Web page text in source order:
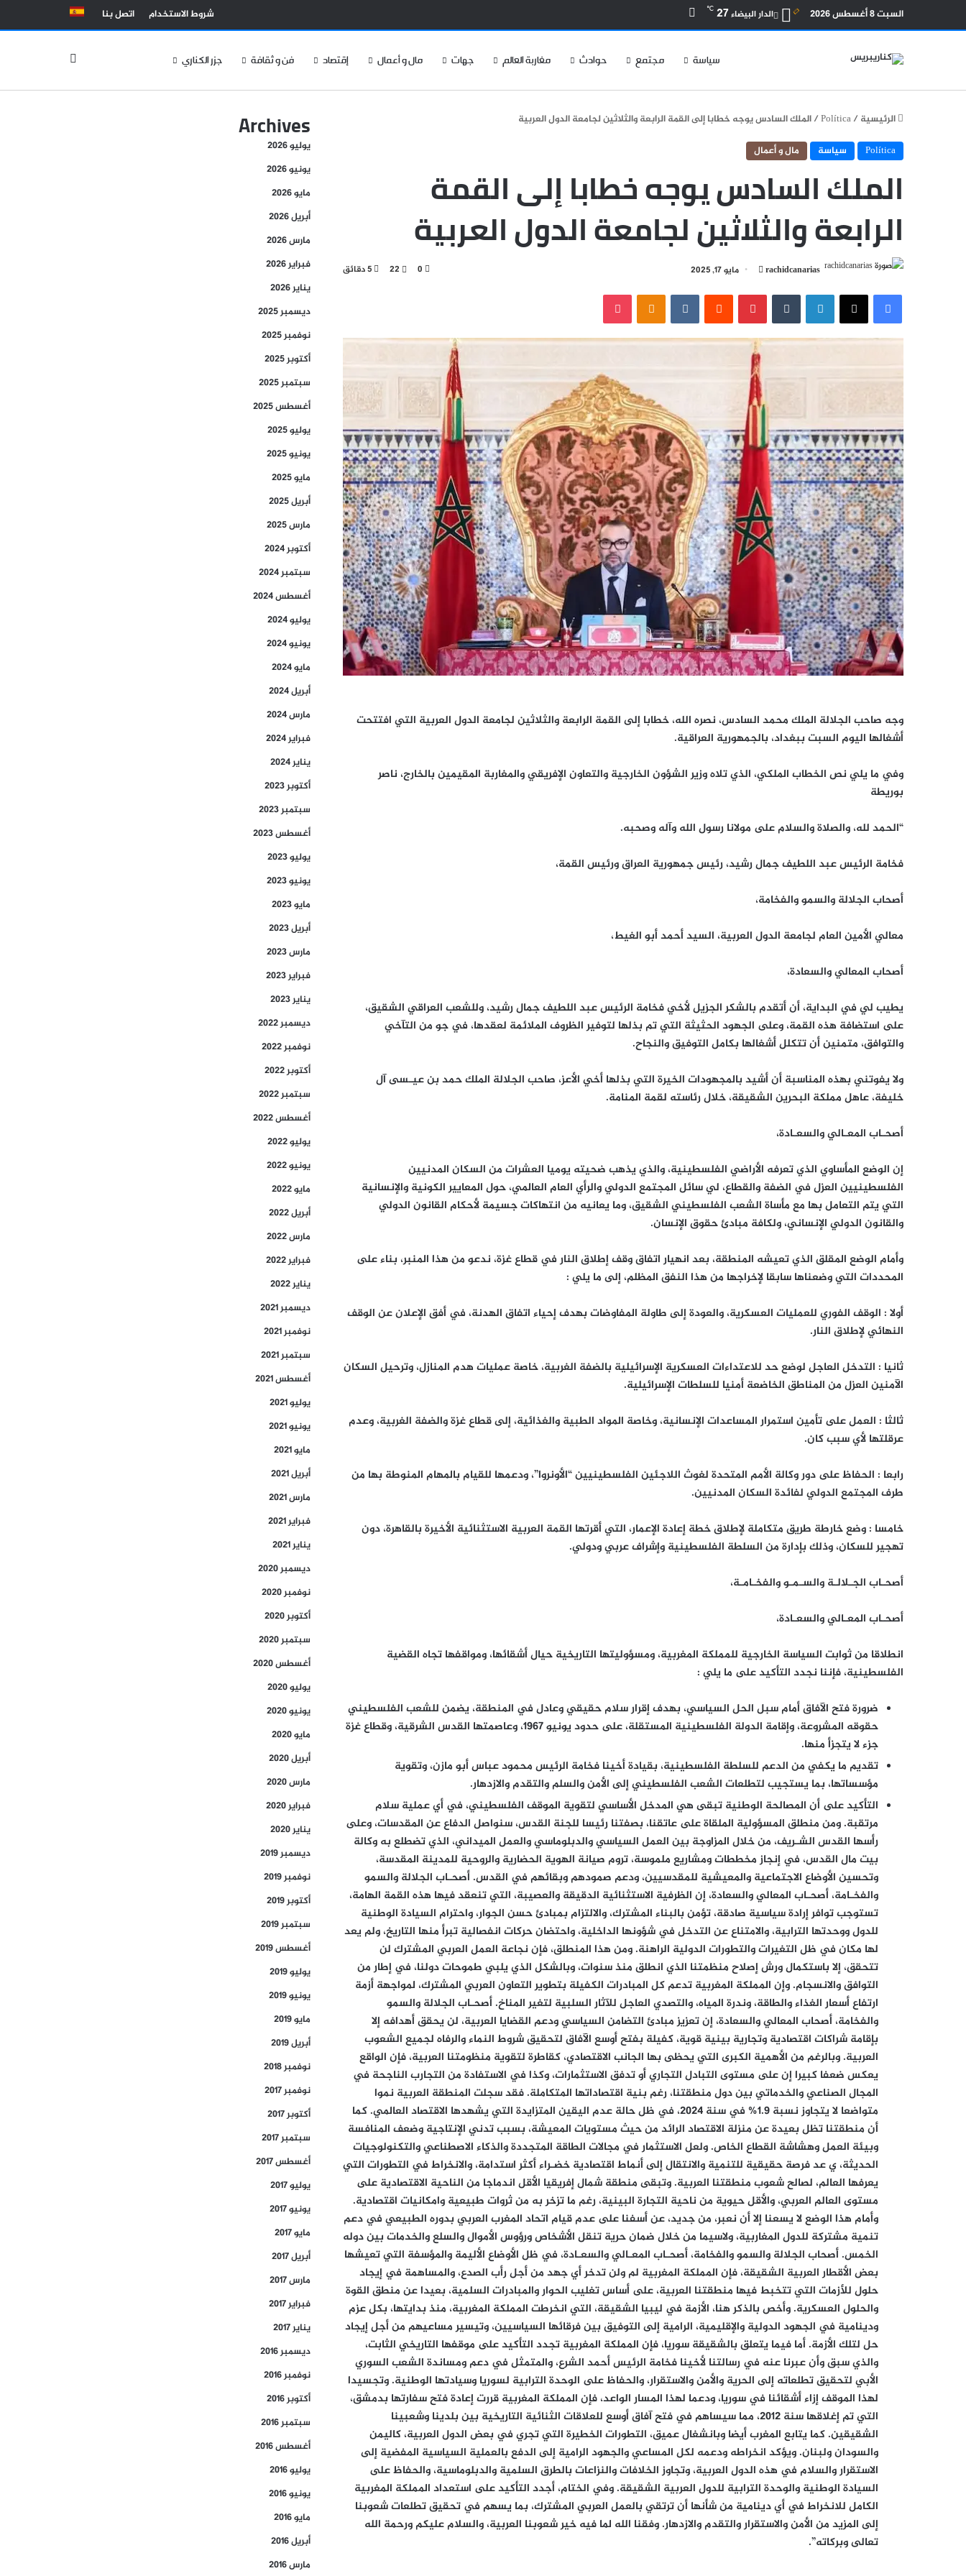
السبت 8 أغسطس 2026 الدار البيضاء27
℃ شروط الاستخدام اتصل بنا
سياسة مجتمع حوادث مغاربة العالم جهات مال و أعمال إقتصاد فن و ثقافة جزر الكناري
الرئيسية/
Política
/الملك السادس يوجه خطابا إلى القمة الرابعة والثلاثين لجامعة الدول العربية
Política
سياسة مال و أعمال
الملك السادس يوجه خطابا إلى القمة
الرابعة والثلاثين لجامعة الدول العربية
rachidcanarias
أرسل
إلكترونيا
مايو 17, 2025 0
22
فيسبوك‫X لينكدإن بينتيريست Odnoklassniki
‫Pocket
وجه صاحب الجلالة الملك محمد السادس، نصره الله، خطابا إلى القمة الرابعة والثلاثين لجامعة الدول العربية التي افتتحت
أشغالها اليوم السبت ببغداد، بالجمهورية العراقية.
وفي ما يلي نص الخطاب الملكي، الذي تلاه وزير الشؤون الخارجية والتعاون الإفريقي والمغاربة المقيمين بالخارج، ناصر
بوريطة
“الحمد لله، والصلاة والسلام على مولانا رسول الله وآله وصحبه.
فخامة الرئيس عبد اللطيف جمال رشيد، رئيس جمهورية العراق ورئيس القمة،
أصحاب الجلالة والسمو والفخامة،
معالي الأمين العام لجامعة الدول العربية، السيد أحمد أبو الغيط،
أصحاب المعالي والسعادة،
يطيب لي في البداية، أن أتقدم بالشكر الجزيل لأخي فخامة الرئيس عبد اللطيف جمال رشيد، وللشعب العراقي الشقيق،
على استضافة هذه القمة، وعلى الجهود الحثيثة التي تم بذلها لتوفير الظروف الملائمة لعقدها، في جو من التآخي
والتوافق، متمنين أن تتكلل أشغالها بكامل التوفيق والنجاح.
ولا يفوتني بهذه المناسبة أن أشيد بالمجهودات الخيرة التي بذلها أخي الأعز، صاحب الجلالة الملك حمد بن عيـسى آل
خليفة، عاهل مملكة البحرين الشقيقة، خلال رئاسته لقمة المنامة.
أصحـاب المعـالي والسعـادة،
إن الوضع المأساوي الذي تعرفه الأراضي الفلسطينية، والذي يذهب ضحيته يوميا العشرات من السكان المدنيين
الفلسطينيين العزل في الضفة والقطاع، لي سائل المجتمع الدولي والرأي العام العالمي، حول المعايير الكونية والإنسانية
التي يتم التعامل بها مع مأساة الشعب الفلسطيني الشقيق، وما يعانيه من انتهاكات جسيمة لأحكام القانون الدولي
والقانون الدولي الإنساني، ولكافة مبادئ حقوق الإنسان.
وأمام الوضع المقلق الذي تعيشه المنطقة، بعد انهيار اتفاق وقف إطلاق النار في قطاع غزة، ندعو من هذا المنبر، بناء على
المحددات التي وضعناها سابقا لإخراجها من هذا النفق المظلم، إلى ما يلي :
أولا : الوقف الفوري للعمليات العسكرية، والعودة إلى طاولة المفاوضات بهدف إحياء اتفاق الهدنة، في أفق الإعلان عن الوقف
النهائي لإطلاق النار.
ثانيا : التدخل العاجل لوضع حد للاعتداءات العسكرية الإسرائيلية بالضفة الغربية، خاصة عمليات هدم المنازل، وترحيل السكان
الآمنين العزل من المناطق الخاضعة أمنيا للسلطات الإسرائيلية.
ثالثا : العمل على تأمين استمرار المساعدات الإنسانية، وخاصة المواد الطبية والغذائية، إلى قطاع غزة والضفة الغربية، وعدم
عرقلتها لأي سبب كان.
رابعا : الحفاظ على دور وكالة الأمم المتحدة لغوث اللاجئين الفلسطينيين “الأونروا”، ودعمها للقيام بالمهام المنوطة بها من
طرف المجتمع الدولي لفائدة السكان المدنيين.
خامسا : وضع خارطة طريق متكاملة لإطلاق خطة إعادة الإعمار، التي أقرتها القمة العربية الاستثنائية الأخيرة بالقاهرة، دون
تهجير للسكان، وذلك بإدارة من السلطة الفلسطينية وإشراف عربي ودولي.
أصحـاب الجـلالـة والسـمـو والفخـامـة،
أصحـاب المعـالي والسعـادة،
انطلاقا من ثوابت السياسة الخارجية للمملكة المغربية، ومسؤوليتها التاريخية حيال أشقائها، ومواقفها تجاه القضية
الفلسطينية، فإننا نجدد التأكيد على ما يلي :
ضرورة فتح الآفاق أمام سبل الحل السياسي، بهدف إقرار سلام حقيقي وعادل في المنطقة، يضمن للشعب الفلسطيني
حقوقه المشروعة، وإقامة الدولة الفلسطينية المستقلة، على حدود يونيو 1967، وعاصمتها القدس الشرقية، وقطاع غزة
جزء لا يتجزأ منها.
تقديم ما يكفي من الدعم للسلطة الفلسطينية، بقيادة أخينا فخامة الرئيس محمود عباس أبو مازن، وتقوية
مؤسساتها، بما يستجيب لتطلعات الشعب الفلسطيني إلى الأمن والسلم والتقدم والازدهار.
التأكيد على أن المصالحة الوطنية تبقى هي المدخل الأساسي لتقوية الموقف الفلسطيني، في أي عملية سلام
مرتقبة. ومن منطلق المسؤولية الملقاة على عاتقنا، بصفتنا رئيسا للجنة القدس، سنواصل الدفاع عن المقدسات، وعلى
رأسها القدس الشـريف، من خلال المزاوجة بين العمل السياسي والدبلوماسي والعمل الميداني، الذي تضطلع به وكالة
بيت مال القدس، في إنجاز مخططات ومشاريع ملموسة، تروم صيانة الهوية الحضارية والروحية للمدينة المقدسة،
وتحسين الأوضاع الاجتماعية والمعيشية للمقدسيين، ودعم صمودهم وبقائهم في القدس. أصحـاب الجلالة والسمو
والفخـامة، أصحـاب المعالي والسعادة، إن الظرفية الاستثنائية الدقيقة والعصيبة، التي تنعقد فيها هذه القمة الهامة،
تستوجب توافر إرادة سياسية صادقة، تؤمن بالبناء المشترك، والالتزام بمبادئ حسن الجوار، واحترام السيادة الوطنية
للدول ووحدتها الترابية، والامتناع عن التدخل في شؤونها الداخلية، واحتضان حركات انفصالية تبرأ منها التاريخ، ولم يعد
لها مكان في ظل التغيرات والتطورات الدولية الراهنة. ومن هذا المنطلق، فإن نجاعة العمل العربي المشترك لن
تتحقق، إلا باستكمال ورش إصلاح منظمتنا الذي انطلق منذ سنوات، وبالشكل الذي يلبي طموحات دولنا، في إطار من
التوافق والانسجام. وإن المملكة المغربية تدعم كل المبادرات الكفيلة بتطوير التعاون العربي المشترك، لمواجهة أزمة
ارتفاع أسعار الغذاء والطاقة، وندرة المياه، والتصدي العاجل للآثار السلبية لتغير المناخ. أصحـاب الجلالة والسمو
والفخامة، أصحاب المعالي والسعادة، إن تعزيز مبادئ التضامن السياسي ودعم القضايا العربية، لن يحقق أهدافه إلا
بإقامة شراكات اقتصادية وتجارية بينية قوية، كفيلة بفتح أوسع الآفاق لتحقيق شروط النماء والرفاه لجميع الشعوب
العربية. وبالرغم من الأهمية الكبرى التي يحظى بها الجانب الاقتصادي، كقاطرة لتقوية منظومتنا العربية، فإن الواقع
يعكس ضعفا كبيرا إن على مستوى التبادل التجاري أو تدفق الاستثمارات، وكذا في الاستفادة من التجارب الناجحة في
المجال الصناعي والخدماتي بين دول منطقتنا، رغم بنية اقتصاداتها المتكاملة. فقد سجلت المنطقة العربية نموا
متواضعا لا يتجاوز نسبة 1.9% في سنة 2024، في ظل حالة عدم اليقين المتزايدة التي يشهدها الاقتصاد العالمي. كما
أن منطقتنا تظل بعيدة عن منزلة الاقتصاد الرائد من حيث مستويات المعيشة، بسبب تدني الإنتاجية وضعف المنافسة
وبيئة العمل وهشاشة القطاع الخاص. ولعل الاستثمار في مجالات الطاقة المتجددة والذكاء الاصطناعي والتكنولوجيات
الحديثة، ي عد فرصة حقيقية للتنمية والانتقال إلى أنماط اقتصادية خضـراء أكثر استدامة، والانخراط في التطورات التي
يعرفها العالم، لصالح شعوب منطقتنا العربية. وتبقى منطقة شمال إفريقيا الأقل اندماجا من الناحية الاقتصادية على
مستوى العالم العربي، والأقل حيوية من ناحية التجارة البينية، رغم ما تزخر به من ثروات طبيعية وامكانيات اقتصادية.
وأمام هذا الوضع لا يسعنا إلا أن نعبر، من جديد، عن أسفنا على عدم قيام اتحاد المغرب العربي بدوره الطبيعي في دعم
تنمية مشتركة للدول المغاربية، ولاسيما من خلال ضمان حرية تنقل الأشخاص ورؤوس الأموال والسلع والخدمات بين دوله
الخمس. أصحاب الجلالة والسمو والفخامة، أصحـاب المعـالي والسعـادة، في ظل الأوضاع الأليمة والمؤسفة التي تعيشها
بعض الأقطار العربية الشقيقة، فإن المملكة المغربية لم ولن تدخر أي جهد من أجل رأب الصدع، والمساهمة في إيجاد
حلول للأزمات التي تتخبط فيها منطقتنا العربية، على أساس تغليب الحوار والمبادرات السلمية، بعيدا عن منطق القوة
والحلول العسكرية. وأخص بالذكر هنا، الأزمة في ليبيا الشقيقة، التي انخرطت المملكة المغربية، منذ بدايتها، بكل عزم
ودينامية في الجهود الدولية والإقليمية، الرامية إلى التوفيق بين فرقائها السياسيين، وتيسير مساعيهم من أجل إيجاد
حل لتلك الأزمة. أما فيما يتعلق بالشقيقة سوريا، فإن المملكة المغربية تجدد التأكيد على موقفها التاريخي الثابت،
والذي سبق وأن عبرنا عنه في رسالتنا لأخينا فخامة الرئيس أحمد الشرع، والمتمثل في دعم ومساندة الشعب السوري
الأبي لتحقيق تطلعاته إلى الحرية والأمن والاستقرار، والحفاظ على الوحدة الترابية لسوريا وسيادتها الوطنية. وتجسيدا
لهذا الموقف إزاء أشقائنا في سوريا، ودعما لهذا المسار الواعد، فإن المملكة المغربية قررت إعادة فتح سفارتها بدمشق،
التي تم إغلاقها سنة 2012، مما سيساهم في فتح آفاق أوسع للعلاقات الثنائية التاريخية بين بلدينا وشعبينا
الشقيقين. كما يتابع المغرب أيضا وبانشغال عميق، التطورات الخطيرة التي تجري في بعض الدول العربية، كاليمن
والسودان ولبنان. ويؤكد انخراطه ودعمه لكل المساعي والجهود الرامية إلى الدفع بالعملية السياسية المفضية إلى
الاستقرار والسلام في هذه الدول العربية، وتجاوز الخلافات والنزاعات بالطرق السلمية والدبلوماسية، والحفاظ على
السيادة الوطنية والوحدة الترابية للدول العربية الشقيقة. وفي الختام، أجدد التأكيد على استعداد المملكة المغربية
الكامل للانخراط في أي دينامية من شأنها أن ترتقي بالعمل العربي المشترك، بما يسهم في تحقيق تطلعات شعوبنا
إلى المزيد من الأمن والاستقرار والتقدم والازدهار. وفقنا الله لما فيه خير شعوبنا العربية، والسلام عليكم ورحمة الله
تعالى وبركاته”.
Archives
يوليو 2026
يونيو 2026
مايو 2026
أبريل 2026
مارس 2026
فبراير 2026
يناير 2026
ديسمبر 2025
نوفمبر 2025
أكتوبر 2025
سبتمبر 2025
أغسطس 2025
يوليو 2025
يونيو 2025
مايو 2025
أبريل 2025
مارس 2025
أكتوبر 2024
سبتمبر 2024
أغسطس 2024
يوليو 2024
يونيو 2024
مايو 2024
أبريل 2024
مارس 2024
فبراير 2024
يناير 2024
أكتوبر 2023
سبتمبر 2023
أغسطس 2023
يوليو 2023
يونيو 2023
مايو 2023
أبريل 2023
مارس 2023
فبراير 2023
يناير 2023
ديسمبر 2022
نوفمبر 2022
أكتوبر 2022
سبتمبر 2022
أغسطس 2022
يوليو 2022
يونيو 2022
مايو 2022
أبريل 2022
مارس 2022
فبراير 2022
يناير 2022
ديسمبر 2021
نوفمبر 2021
سبتمبر 2021
أغسطس 2021
يوليو 2021
يونيو 2021
مايو 2021
أبريل 2021
مارس 2021
فبراير 2021
يناير 2021
ديسمبر 2020
نوفمبر 2020
أكتوبر 2020
سبتمبر 2020
أغسطس 2020
يوليو 2020
يونيو 2020
مايو 2020
أبريل 2020
مارس 2020
فبراير 2020
يناير 2020
ديسمبر 2019
نوفمبر 2019
أكتوبر 2019
سبتمبر 2019
أغسطس 2019
يوليو 2019
يونيو 2019
مايو 2019
أبريل 2019
نوفمبر 2018
نوفمبر 2017
أكتوبر 2017
سبتمبر 2017
أغسطس 2017
يوليو 2017
يونيو 2017
مايو 2017
أبريل 2017
مارس 2017
فبراير 2017
يناير 2017
ديسمبر 2016
نوفمبر 2016
أكتوبر 2016
سبتمبر 2016
أغسطس 2016
يوليو 2016
يونيو 2016
مايو 2016
أبريل 2016
مارس 2016